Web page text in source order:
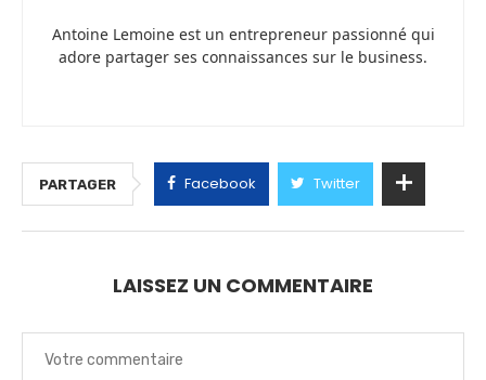
Antoine Lemoine est un entrepreneur passionné qui
adore partager ses connaissances sur le business.
PARTAGER Facebook Twitter
LAISSEZ UN COMMENTAIRE